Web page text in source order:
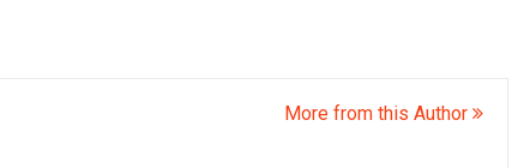
More from this Author